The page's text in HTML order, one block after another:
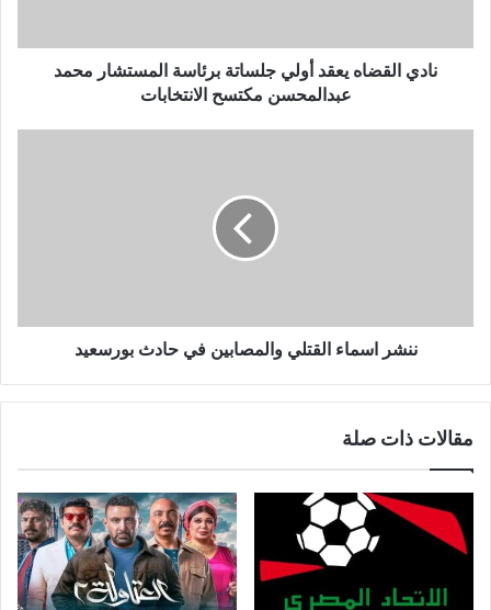
ر
نادي القضاه يعقد أولي جلساتة برئاسة المستشار محمد
عبدالمحسن مكتسح الانتخابات
ننشر اسماء القتلي والمصابين في حادث بورسعيد
مقالات ذات صلة